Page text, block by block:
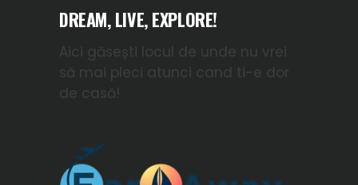
DREAM, LIVE, EXPLORE!
Aici găsești locul de unde nu vrei
să mai pleci atunci cand ti-e dor
de casă!